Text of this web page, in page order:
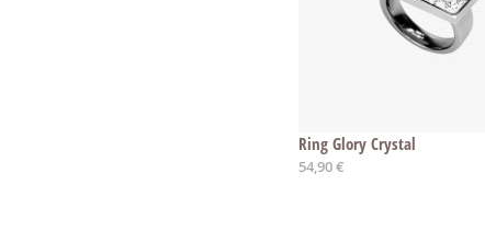
Ring Glory Crystal
Ab
54,90 €